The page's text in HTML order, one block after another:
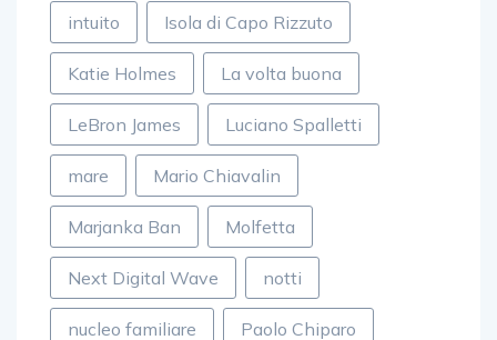
intuito Isola di Capo Rizzuto
Katie Holmes La volta buona
LeBron James Luciano Spalletti
mare Mario Chiavalin
Marjanka Ban Molfetta
Next Digital Wave notti
nucleo familiare Paolo Chiparo